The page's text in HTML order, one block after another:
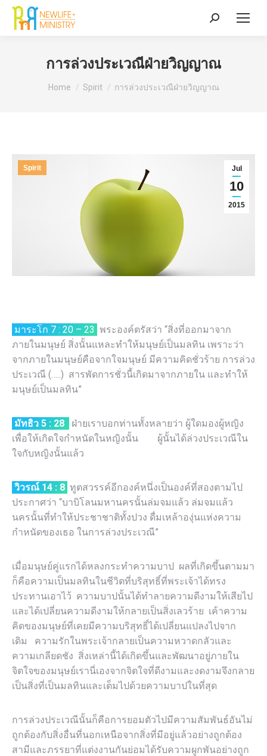
Search:
การล่วงประเวณีฝ่ายวิญญาณ
You are here:
Home Spirit การล่วงประเวณีฝ่ายวิญญาณ
Jul
10
2015
Spirit
มาระโก 7 : 20 – 23 พระองค์ตรัสว่า “สิ่งที่ออกมาจาก
ภายในมนุษย์ สิ่งนั้นแหละทำให้มนุษย์เป็นมลทิน เพราะว่า
จากภายในมนุษย์คือจากใจมนุษย์ มีความคิดชั่วร้าย การล่วง
ประเวณี (…..) สารพัดการชั่วนี้เกิดมาจากภายใน และทำให้
มนุษย์เป็นมลทิน”
มัทธิว 5 : 28
ฝ่ายเราบอกท่านทั้งหลายว่า ผู้ใดมองผู้หญิง
เพื่อให้เกิดใจกำหนัดในหญิงนั้น ผู้นั้นได้ล่วงประเวณีใน
ใจกับหญิงนั้นแล้ว
วิวรณ์ 14 : 8 ทูตสวรรค์อีกองค์หนึ่งเป็นองค์ที่สองตามไป
ประกาศว่า “บาบิโลนมหานครนั้นล่มจมแล้ว ล่มจมแล้ว
นครนั้นที่ทำให้ประชาชาติทั้งปวง ดื่มเหล้าองุ่นแห่งความ
กำหนัดของเธอ ในการล่วงประเวณี”
เมื่อมนุษย์คู่แรกได้หลงกระทำความบาป ผลที่เกิดขึ้นตามมา
ก็คือความเป็นมลทินในชีวิตที่บริสุทธิ์ที่พระเจ้าได้ทรง
ประทานเอาไว้ ความบาปนั้นได้ทำลายความดีงามให้เสียไป
และได้เปลี่ยนความดีงามให้กลายเป็นสิ่งเลวร้าย เค้าความ
คิดของมนุษย์ที่เคยมีความบริสุทธิ์ได้เปลี่ยนแปลงไปจาก
เดิม ความรักในพระเจ้ากลายเป็นความหวาดกลัวและ
ความเกลียดชัง สิ่งเหล่านี้ได้เกิดขึ้นและพัฒนาอยู่ภายใน
จิตใจของมนุษย์เรานี่เองจากจิตใจที่ดีงามและงดงามจึงกลาย
เป็นสิ่งที่เป็นมลทินและเต็มไปด้วยความบาปในที่สุด
การล่วงประเวณีนั้นก็คือการยอมตัวไปมีความสัมพันธ์อันไม่
ถูกต้องกับสิ่งอื่นที่นอกเหนือจากสิ่งที่มีอยู่แล้วอย่างถูกต้อง
สามีและภรรยาที่แต่งงานกันย่อมได้รับความผูกพันอย่างถูก